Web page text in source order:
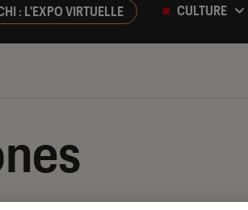
: L'EXPO VIRTUELLE CULTURE